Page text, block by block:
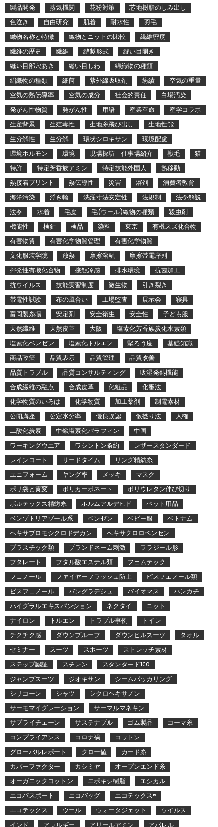
製品開発
蒸気機関 花粉対策
芯地樹脂のしみ出し
色泣き
自由研究 肌着 耐水性
羽毛
織物名称と特徴
織物とニットの比較
繊維密度
繊維の歴史
繊維 縫製形式
縫い目開き
縫い目部穴あき
縫い目しわ
綿織物の種類
絹織物の種類
細菌 紫外線吸収剤 紡績
空気の重量
空気の熱伝導率
空気の成分 社会的責任
白場汚染
発がん性物質
発がん性 用語 産業革命
産学コラボ
生産背景
生殖毒性 生地糸飛び出し
生地性能
生分解性
生分解 環状シロキサン
環境配慮
環境ホルモン
環境 現場探訪 仕事場紹介 獣毛
猫
特許
特定芳香族アミン 特定技能外国人
熱移動
熱接着プリント
熱伝導性 災害 溶剤
消費者教育
海洋汚染
浮き輪 洗濯寸法安定性 法規制
法令解説
法令
水着 毛皮 毛(ウール)織物の種類
殺虫剤
機能性
検針 検品 染料 東京
有機スズ化合物
有害物質
有害化学物質管理
有害化学物質
文化服装学院
放熱 摩擦溶融
摩擦帯電序列
揮発性有機化合物
接触冷感 排水環境
抗菌加工
抗ウイルス
技能実習制度 微生物
引き裂き
帯電性試験
布の風合い 工場監査 展示会
寝具
富岡製糸場
安定剤 安全衛生 安全性
子ども服
天然繊維
天然皮革 大阪
塩素化芳香族炭化水素類
塩素化ベンゼン
塩素化トルエン 堅ろう度
基礎知識
商品政策
品質表示 品質管理
品質改善
品質トラブル
品質コンサルティング
吸湿発熱機能
合成繊維の融点
合成皮革 化粧品
化審法
化学物質のいろは
化学物質 加工薬剤
制電素材
公開講座
公定水分率 優良誤認 仮撚り法
人権
二酸化炭素
中鎖塩素化パラフィン
中国
ワーキングウエア
ワシントン条約
レザースタンダード
レインコート
リードタイム
リング精紡糸
ユニフォーム
ヤング率 メッキ
マスク
ポリ袋と黄変
ポリカーボネート
ポリウレタン伸び切り
ボルテックス精紡糸
ホルムアルデヒド
ペット用品
ベンゾトリアゾール系
ベンゼン ベビー服
ベトナム
ヘキサブロモシクロドデカン
ヘキサクロロベンゼン
プラスチック類
ブランドネーム刺激
フラジール形
フタレート
フタル酸エステル類
フェムテック
フェノール
ファイヤーフラッシュ防止
ビスフェノール類
ビスフェノール
バングラデシュ バイオマス
ハンカチ
ハイグラルエキスパンション
ネクタイ
ニット
ナイロン
トルエン トラブル事例
トイレ
チクチク感
ダウンプルーフ ダウンヒルスーツ
タオル
セミナー
スーツ スポーツ
ストレッチ素材
ステップ認証
スチレン
スタンダード100
ジャンプスーツ
ジオキサン
シームパッカリング
シリコーン
シャツ
シクロヘキサノン
サーモマイグレーション
サーマルマネキン
サプライチェーン
サステナブル ゴム製品
コーマ糸
コンプライアンス
コロナ禍
コットン
グローバルレポート
クロー値
カード糸
カバーファクター
カシミヤ
オープンエンド糸
オーガニックコットン
エポキシ樹脂
エシカル
エコパスポート
エコバッグ
エコテックス®
エコテックス
ウール ウォータジェット
ウイルス
インド
アレルギー アリールアミン アパレル